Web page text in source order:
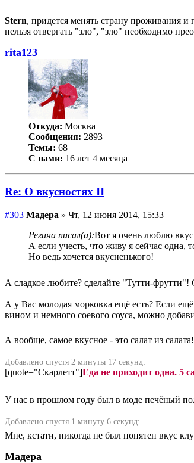
Stern, придется менять страну проживания и
нельзя отвергать "зло", "зло" необходимо
rita123
Откуда: Москва
Сообщения: 2893
Темы: 68
С нами: 16 лет 4 месяца
Re: О вкусностях II
#303 Мадера » Чт, 12 июня 2014, 15:33
Регина писал(а):Вот я очень люблю
А если учесть, что живу я сейчас одна,
Но ведь хочется вкусненького!
А сладкое любите? сделайте "Тутти-
А у Вас молодая морковка ещё есть? Если
вином и немного соевого соуса, можно
А вообще, самое вкусное - это салат из салата!
Добавлено спустя 2 минуты 17 секунд:
[quote="Скарлетт"]Еда не приходит одна. 5
У нас в прошлом году был в моде печёный
Добавлено спустя 1 минуту 6 секунд:
Мне, кстати, никогда не был понятен вкус
Мадера